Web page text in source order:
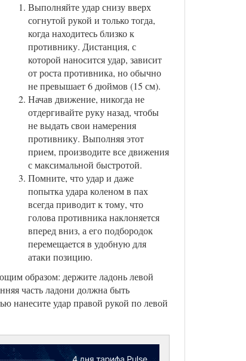
Выполняйте удар снизу вверх
согнутой рукой и только тогда,
когда находитесь близко к
противнику. Дистанция, с
которой наносится удар, зависит
от роста противника, но обычно
не превышает 6 дюймов (15 см).
Начав движение, никогда не
отдергивайте руку назад, чтобы
не выдать свои намерения
противнику. Выполняя этот
прием, производите все движения
с максимальной быстротой.
Помните, что удар и даже
попытка удара коленом в пах
всегда приводит к тому, что
голова противника наклоняется
вперед вниз, а его подбородок
перемещается в удобную для
атаки позицию.
образом: держите ладонь левой
часть ладони должна быть
нанесите удар правой рукой по левой